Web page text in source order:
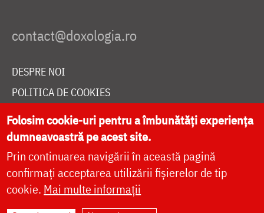
DESPRE NOI
POLITICA DE COOKIES
DONEAZĂ ONLINE PENTRU CATEDRALA NAȚIONALĂ
LIVE
Folosim cookie-uri pentru a îmbunătăți experiența
dumneavoastră pe acest site.
Prin continuarea navigării în această pagină
confirmați acceptarea utilizării fișierelor de tip
cookie. Mai multe informații